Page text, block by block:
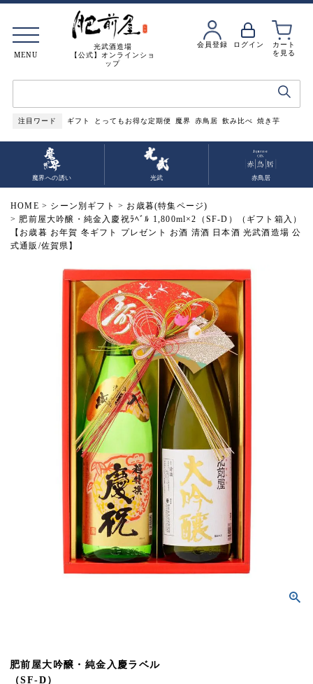
光武酒造場
【公式】オンラインショ
ップ
会員登録 ログイン
カート
を見る
注目ワード ギフト とってもお得な定期便 魔界 赤鳥居 飲み比べ 焼き芋
MENU
魔界への誘い 光武 赤鳥居
HOME シーン別ギフト
お歳暮(特集ページ)
肥前屋大吟醸・純金入慶祝ﾗﾍﾞﾙ 1,800ml×2（SF-D）（ギフト箱入）
【お歳暮 お年賀 冬ギフト プレゼント お酒 清酒 日本酒 光武酒造場 公
式通販/佐賀県】
肥前屋大吟醸・純金入慶ラベル
（SF-D）